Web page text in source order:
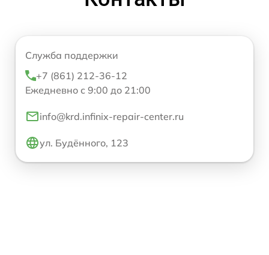
Служба поддержки
+7 (861) 212-36-12
Ежедневно с 9:00 до 21:00
info@krd.infinix-repair-center.ru
ул. Будённого, 123